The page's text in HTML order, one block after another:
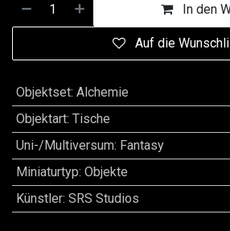
In den
Auf die
Objektset: Alchemie
Objektart: Tische
Uni-/Multiversum: Fantasy
Miniaturtyp: Objekte
Künstler: SRS Studios